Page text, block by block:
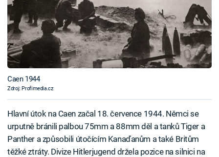
Caen 1944
Zdroj: Profimedia.cz
Hlavní útok na Caen začal 18. července 1944. Němci se
urputně bránili palbou 75mm a 88mm děl a tanků Tiger a
Panther a způsobili útočícím Kanaďanům a také Britům
těžké ztráty. Divize Hitlerjugend držela pozice na silnici na